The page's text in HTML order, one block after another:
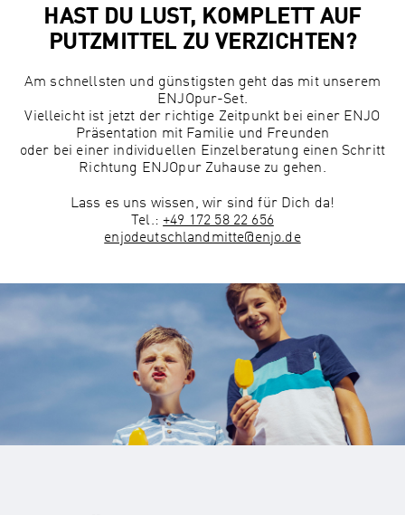
HAST DU LUST, KOMPLETT AUF
PUTZMITTEL ZU VERZICHTEN?
Am schnellsten und günstigsten geht das mit unserem
ENJOpur-Set.
Vielleicht ist jetzt der richtige Zeitpunkt bei einer ENJO
Präsentation mit Familie und Freunden
oder bei einer individuellen Einzelberatung einen Schritt
Richtung ENJOpur Zuhause zu gehen.
Lass es uns wissen, wir sind für Dich da!
Tel.:+49 172 58 22 656
enjodeutschlandmitte@enjo.de